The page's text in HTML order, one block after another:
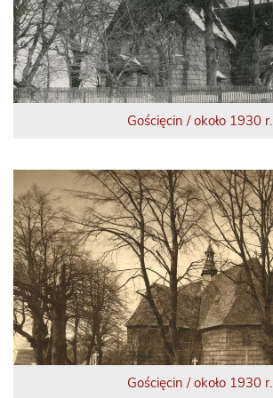
Gościęcin / około 1930 r.
Gościęcin / około 1930 r.